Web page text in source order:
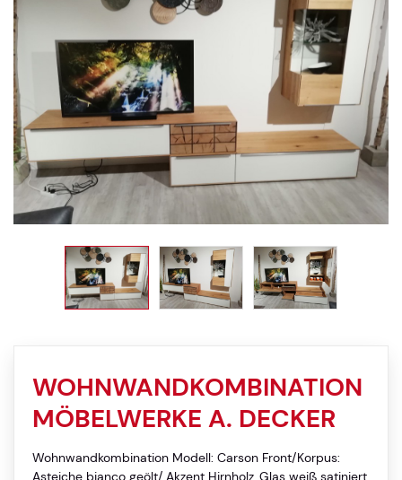
WOHNWANDKOMBINATION
MÖBELWERKE A. DECKER
Wohnwandkombination Modell: Carson Front/Korpus:
Asteiche bianco geölt/ Akzent Hirnholz, Glas weiß satiniert,